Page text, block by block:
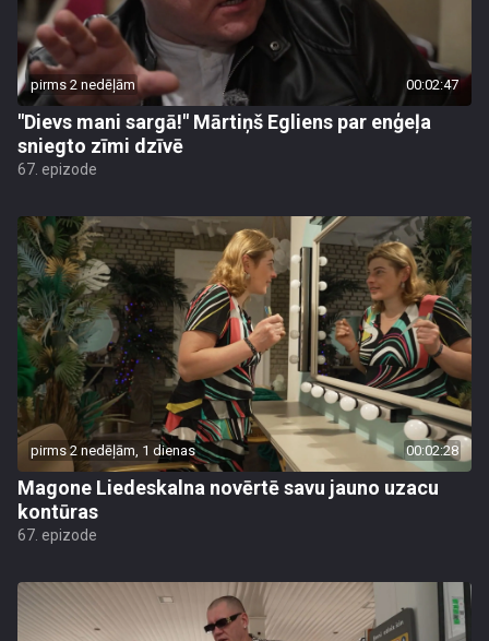
pirms 2 nedēļām 00:02:47
"Dievs mani sargā!" Mārtiņš Egliens par enģeļa
sniegto zīmi dzīvē
67. epizode
pirms 2 nedēļām, 1 dienas 00:02:28
Magone Liedeskalna novērtē savu jauno uzacu
kontūras
67. epizode